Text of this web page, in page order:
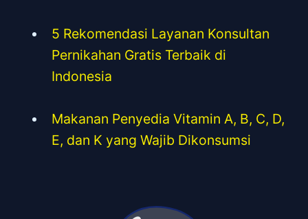
5 Rekomendasi Layanan Konsultan
Pernikahan Gratis Terbaik di
Indonesia
Makanan Penyedia Vitamin A, B, C, D,
E, dan K yang Wajib Dikonsumsi